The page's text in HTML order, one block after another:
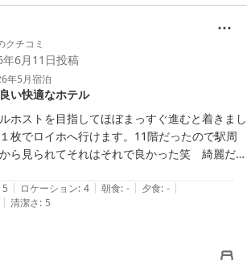
ります。ぜひまた機会がございましたら、当
けますと幸いでございます。心よりお待ち申
ロント
２０２６年２月２７日リニューアルオープ
や設備につきまして「快適に過ごすことがで
戴し、大変嬉しく拝見いたしました。
フの接客対応についてもお褒めの言葉を頂戴
な励みとなっております。
わらず皆様をあたたかくお出迎えできるよう
ます。
にはぜひ当館へ足をお運びいただけますと幸
の中にご投稿くださり、誠にありがとうござ
ロント
クチコミ
6月11日投稿
年5月宿泊
い快適なホテル
ホストを目指してほぼまっすぐ進むと着きまし
枚でロイホへ行けます。11階だったので駅周
ら見られてそれはそれで良かった笑　綺麗だ
は高輪ゲートウェイ駅まで歩いて行ってみまし
はお世話になりたいです。
5 | ロケーション: 4 | 朝食: - | 夕食: - |
| 清潔さ: 5